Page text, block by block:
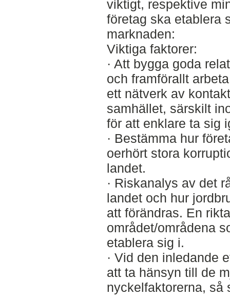
viktigt, respektive
företag ska etablera
marknaden:
Viktiga faktorer:
· Att bygga goda
och framförallt
ett nätverk av
samhället, särskilt
för att enklare ta sig
· Bestämma hur
oerhört stora
landet.
· Riskanalys av det
landet och hur
att förändras. En
området/områdena
etablera sig i.
· Vid den inledande
att ta hänsyn till de
nyckelfaktorerna, så